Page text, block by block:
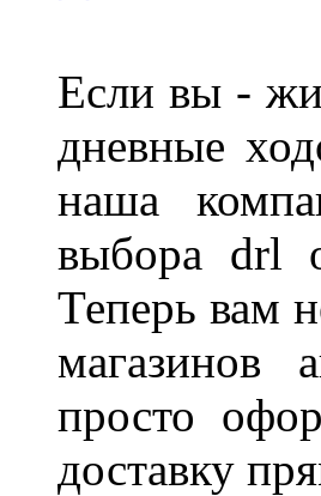
Если вы -
дневные
наша
выбора drl
Теперь вам
магазинов
просто
доставку